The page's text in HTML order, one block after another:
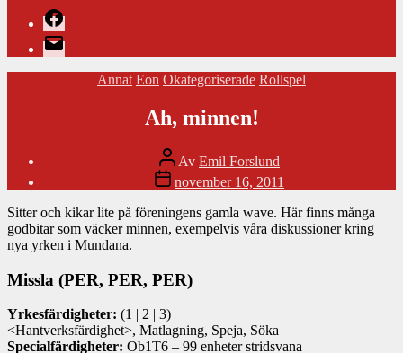
Facebook
E-
post
Kategorier
Annat Eon Okategoriserade Rollspel
Ah, minnen!
Inläggsförfattare
Av Emil Forslund
Inläggsdatum
november 16, 2011
Sitter och kikar lite på föreningens gamla wave. Här finns många
godbitar som väcker minnen, exempelvis våra diskussioner kring
nya yrken i Mundana.
Missla (PER, PER, PER)
Yrkesfärdigheter: (1 | 2 | 3)
<Hantverksfärdighet>, Matlagning, Speja, Söka
Specialfärdigheter: Ob1T6 – 99 enheter stridsvana